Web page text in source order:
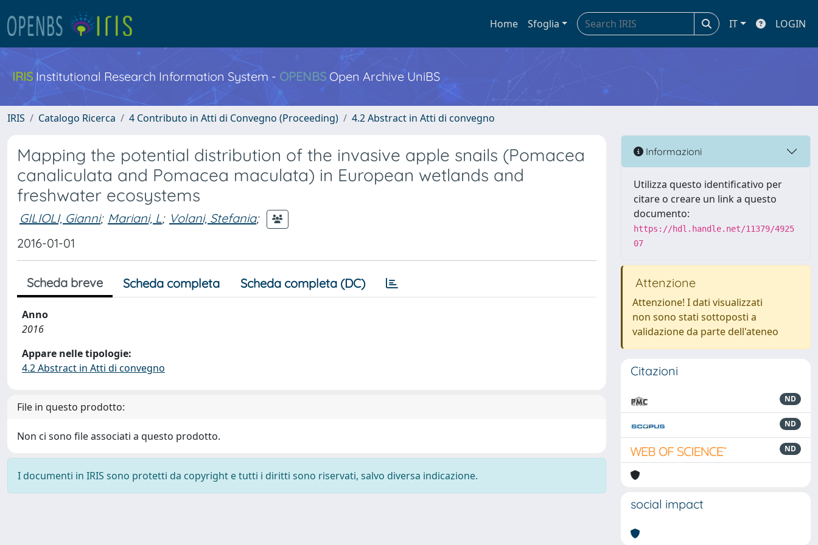
Home Sfoglia IT LOGIN
IRIS Institutional Research Information System - OPENBS Open Archive UniBS
IRIS Catalogo Ricerca 4 Contributo in Atti di Convegno (Proceeding) 4.2 Abstract in Atti di convegno
Mapping the potential distribution of the invasive apple snails (Pomacea
canaliculata and Pomacea maculata) in European wetlands and
freshwater ecosystems
GILIOLI, Gianni; Mariani, L; Volani, Stefania;
2016-01-01
Scheda breve Scheda completa Scheda completa (DC)
Anno
2016
Appare nelle tipologie:
4.2 Abstract in Atti di convegno
File in questo prodotto:
Non ci sono file associati a questo prodotto.
I documenti in IRIS sono protetti da copyright e tutti i diritti sono riservati, salvo diversa indicazione.
Informazioni
Utilizza questo identificativo per
citare o creare un link a questo
documento:
https://hdl.handle.net/11379/4925
07
Attenzione
Attenzione! I dati visualizzati
non sono stati sottoposti a
validazione da parte dell'ateneo
Citazioni
ND
ND
ND
social impact